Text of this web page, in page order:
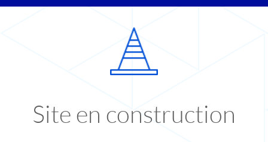
Site en construction